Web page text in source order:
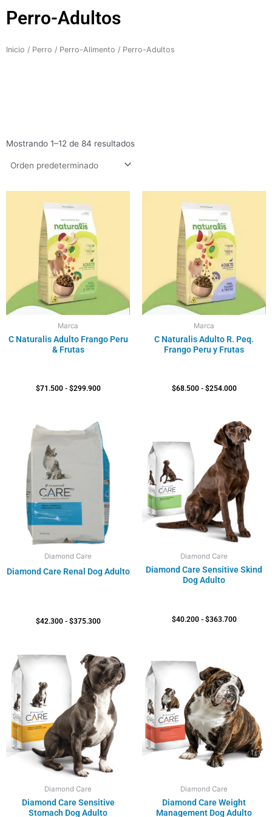
Perro-Adultos
Inicio / Perro / Perro-Alimento / Perro-Adultos
Mostrando 1–12 de 84 resultados
Marca
C Naturalis Adulto Frango Peru
& Frutas
$71.500 - $299.900
Marca
C Naturalis Adulto R. Peq.
Frango Peru y Frutas
$68.500 - $254.000
hasta
Diamond Care
Diamond Care Renal Dog Adulto
$42.300 - $375.300
Rango
de
precios:
desde
$42.300
hasta
$375.300
Diamond Care
Diamond Care Sensitive Skind
Dog Adulto
$40.200 - $363.700
Rango
de
precios:
desde
$40.200
hasta
$363.700
Diamond Care
Diamond Care Sensitive
Stomach Dog Adulto
Rango
de
precios:
desde
$45.200
hasta
$415.600
Diamond Care
Diamond Care Weight
Management Dog Adulto
precios:
desde
$41.600
hasta
$378.900